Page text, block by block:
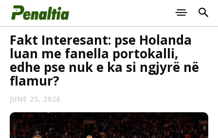
Fakt Interesant: pse Holanda
luan me fanella portokalli,
edhe pse nuk e ka si ngjyrë në
flamur?
JUNE 25, 2026